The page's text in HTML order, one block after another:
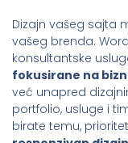
Dizajn vašeg sajta
vašeg brenda.
konsultantske
fokusirane na
već unapred
portfolio, usluge i
birate temu,